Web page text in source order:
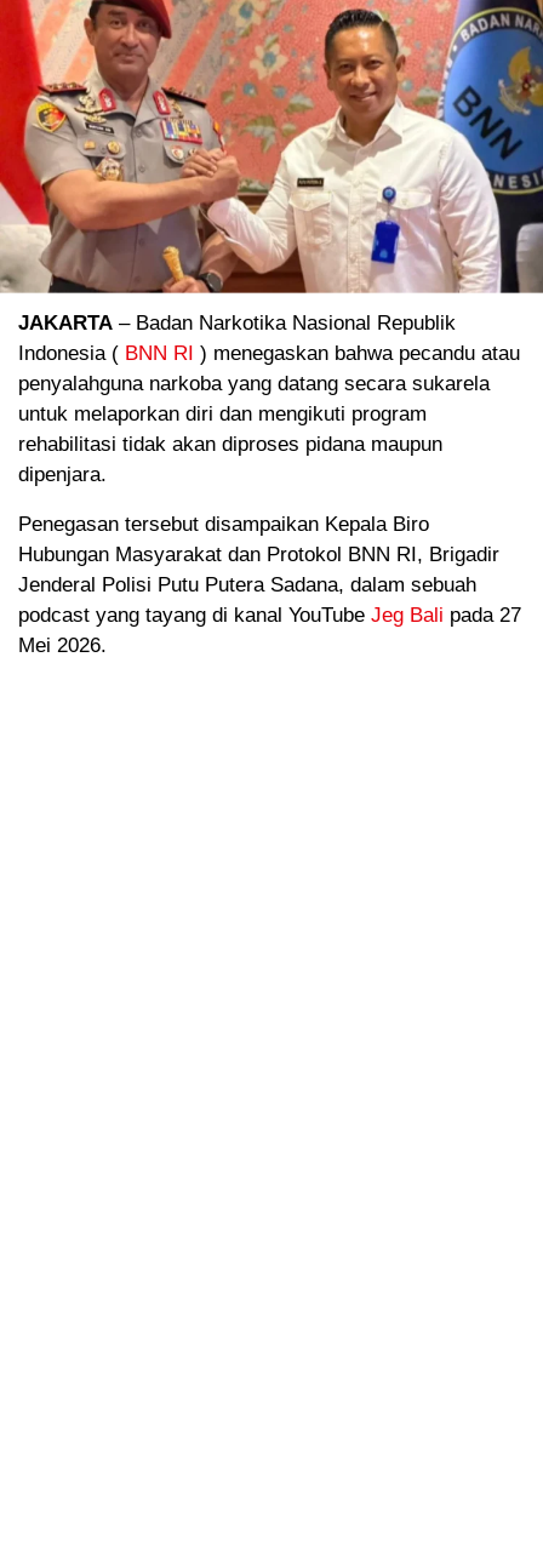
JAKARTA – Badan Narkotika Nasional Republik
Indonesia ( BNN RI ) menegaskan bahwa pecandu atau
penyalahguna narkoba yang datang secara sukarela
untuk melaporkan diri dan mengikuti program
rehabilitasi tidak akan diproses pidana maupun
dipenjara.
Penegasan tersebut disampaikan Kepala Biro
Hubungan Masyarakat dan Protokol BNN RI, Brigadir
Jenderal Polisi Putu Putera Sadana, dalam sebuah
podcast yang tayang di kanal YouTube Jeg Bali pada 27
Mei 2026.